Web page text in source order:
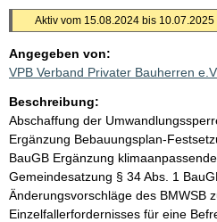
Aktiv vom 15.08.2024 bis 10.07.2025
Angegeben von:
VPB Verband Privater Bauherren
Beschreibung:
Abschaffung der
Ergänzung Bebauungsplan-
BauGB Ergänzung
Gemeindesatzung § 34 Abs. 1
Änderungsvorschläge des BMWSB
Einzelfallerfordernisses für eine